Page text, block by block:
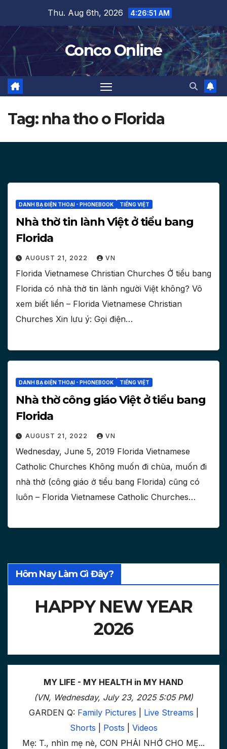
content
Thu. Aug 6th, 2026 4:26:52 AM
Conco Online
Tag: nha tho o Florida
DANH BẠ ĐIỆN THOẠI - PHONEBOOK TIẾNG VIỆT
Nhà thờ tin lành Việt ở tiểu bang
Florida
AUGUST 21, 2022 VN
Florida Vietnamese Christian Churches Ở tiểu bang
Florida có nhà thờ tin lành người Việt không? Vô
xem biết liền – Florida Vietnamese Christian
Churches Xin lưu ý: Gọi điện…
DANH BẠ ĐIỆN THOẠI - PHONEBOOK TIẾNG VIỆT
Nhà thờ công giáo Việt ở tiểu bang
Florida
AUGUST 21, 2022 VN
Wednesday, June 5, 2019 Florida Vietnamese
Catholic Churches Không muốn đi chùa, muốn đi
nhà thờ (công giáo ở tiểu bang Florida) cũng có
luôn – Florida Vietnamese Catholic Churches…
Hôm Nay Làm Gì Đây?
HAPPY NEW YEAR
2026
MY LIFE - MY HEALTH in MY HAND
(VN, Wednesday, July 23, 2025 5:05 PM)
GARDEN Q: Family Pictures Live Streams
Shorts
Posts
Videos
Mẹ: T., nhìn mẹ nè, CON PHẢI NHỚ CHO MẸ...